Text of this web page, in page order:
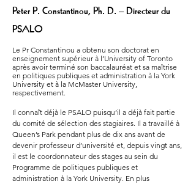
Peter P. Constantinou, Ph. D. – Directeur du
PSALO
Le Pr Constantinou a obtenu son doctorat en
enseignement supérieur à l’University of Toronto
après avoir terminé son baccalauréat et sa maîtrise
en politiques publiques et administration à la York
University et à la McMaster University,
respectivement.
Il connaît déjà le PSALO puisqu’il a déjà fait partie
du comité de sélection des stagiaires. Il a travaillé à
Queen’s Park pendant plus de dix ans avant de
devenir professeur d’université et, depuis vingt ans,
il est le coordonnateur des stages au sein du
Programme de politiques publiques et
administration à la York University. En plus